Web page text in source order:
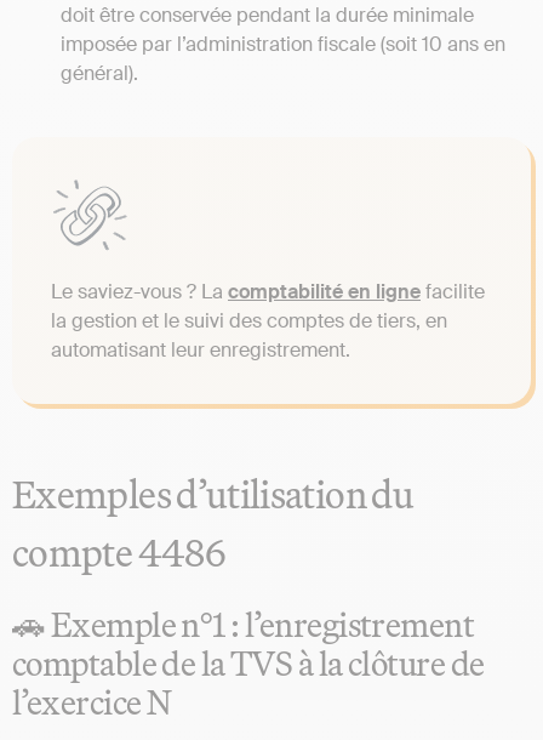
doit être conservée pendant la durée minimale
imposée par l’administration fiscale (soit 10 ans en
général).
Le saviez-vous ? La comptabilité en lignefacilite
la gestion et le suivi des comptes de tiers, en
automatisant leur enregistrement.
Exemples d’utilisation du
compte 4486
🚗 Exemple n°1 : l’enregistrement
comptable de la TVS à la clôture de
l’exercice N